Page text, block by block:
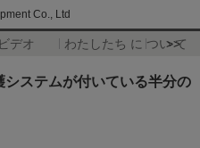
Co., Ltd
ビデオ わたしたち に つい て
>>
ステムが付いている半分の